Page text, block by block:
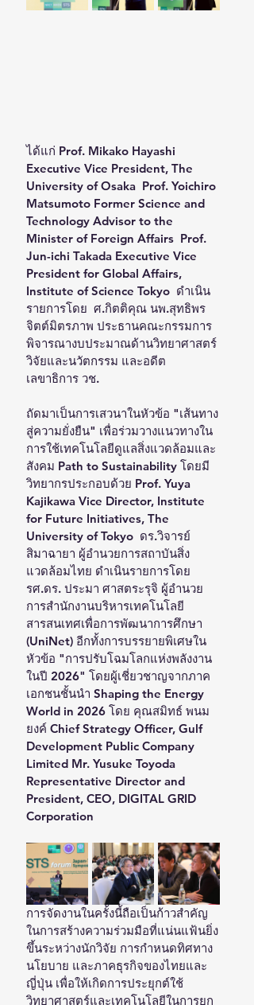
ได้แก่ Prof. Mikako Hayashi
Executive Vice President, The
University of Osaka  Prof. Yoichiro
Matsumoto Former Science and
Technology Advisor to the
Minister of Foreign Affairs  Prof.
Jun-ichi Takada Executive Vice
President for Global Affairs,
Institute of Science Tokyo  ดำเนิน
รายการโดย  ศ.กิตติคุณ นพ.สุทธิพร
จิตต์มิตรภาพ ประธานคณะกรรมการ
พิจารณางบประมาณด้านวิทยาศาสตร์
วิจัยและนวัตกรรม และอดีต
เลขาธิการ วช.
ถัดมาเป็นการเสวนาในหัวข้อ "เส้นทาง
สู่ความยั่งยืน" เพื่อร่วมวางแนวทางใน
การใช้เทคโนโลยีดูแลสิ่งแวดล้อมและ
สังคม Path to Sustainability โดยมี
วิทยากรประกอบด้วย Prof. Yuya
Kajikawa Vice Director, Institute
for Future Initiatives, The
University of Tokyo  ดร.วิจารย์
สิมาฉายา ผู้อำนวยการสถาบันสิ่ง
แวดล้อมไทย ดำเนินรายการโดย
รศ.ดร. ประมา ศาสตระรุจิ ผู้อำนวย
การสำนักงานบริหารเทคโนโลยี
สารสนเทศเพื่อการพัฒนาการศึกษา
(UniNet) อีกทั้งการบรรยายพิเศษใน
หัวข้อ "การปรับโฉมโลกแห่งพลังงาน
ในปี 2026" โดยผู้เชี่ยวชาญจากภาค
เอกชนชั้นนำ Shaping the Energy
World in 2026 โดย คุณสมิทธ์ พนม
ยงค์ Chief Strategy Officer, Gulf
Development Public Company
Limited Mr. Yusuke Toyoda
Representative Director and
President, CEO, DIGITAL GRID
Corporation
การจัดงานในครั้งนี้ถือเป็นก้าวสำคัญ
ในการสร้างความร่วมมือที่แน่นแฟ้นยิ่ง
ขึ้นระหว่างนักวิจัย การกำหนดทิศทาง
นโยบาย และภาคธุรกิจของไทยและ
ญี่ปุ่น เพื่อให้เกิดการประยุกต์ใช้
วิทยาศาสตร์และเทคโนโลยีในการยก